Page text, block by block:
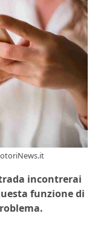
incontrerai
funzione di